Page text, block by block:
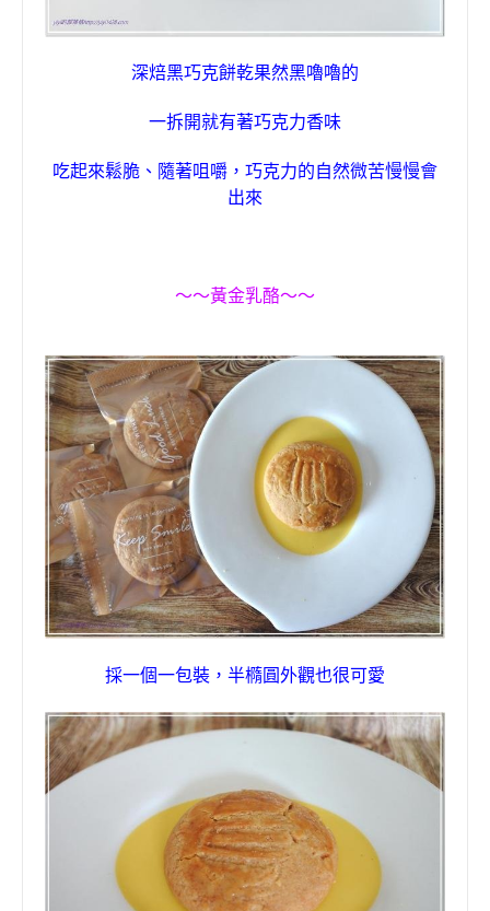
深焙黑巧克餅乾果然黑嚕嚕的
一拆開就有著巧克力香味
吃起來鬆脆、隨著咀嚼，巧克力的自然微苦慢慢會
出來
～～黃金乳酪～～
採一個一包裝 ， 半橢圓外觀也很可愛